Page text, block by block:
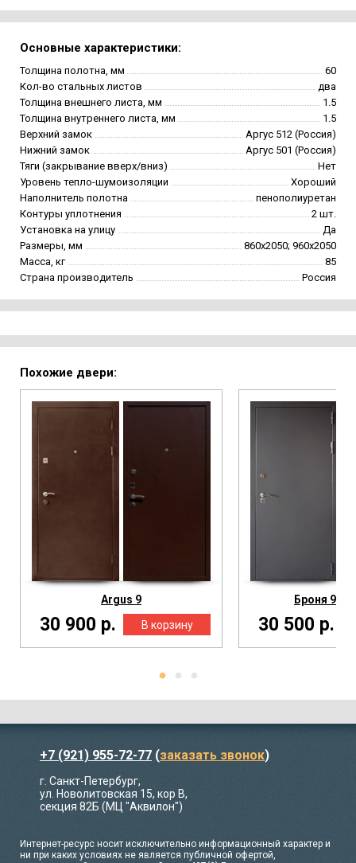
Основные характеристики:
Толщина полотна, мм
60
Кол-во стальных листов
два
Толщина внешнего листа, мм
1.5
Толщина внутреннего листа, мм
1.5
Верхний замок
Аргус 512 (Россия)
Нижний замок
Аргус 501 (Россия)
Тяги (закрывание вверх/вниз)
Нет
Уровень тепло-шумоизоляции
Хороший
Наполнитель полотна
пенополиуретан
Контуры уплотнения
2 шт.
Установка на улицу
Да
Размеры, мм
860х2050; 960х2050
Масса, кг
85
Страна производитель
Россия
Похожие двери:
Argus 9
30 900 р.
Броня 9
30 500 р.
+7 (921) 955-72-77 (заказать звонок)
г. Санкт-Петербург,
ул. Новолитовская 15, кор В,
секция 82Б (МЦ "Аквилон")
Интернет-ресурс носит исключительно информационный характер и
ни при каких условиях не является публичной офертой,